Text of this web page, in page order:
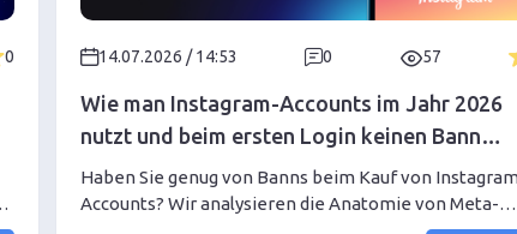
0 14.07.2026 / 14:53 0 57
Wie man Instagram-Accounts im Jahr 2026
nutzt und beim ersten Login keinen Bann
kassiert
Haben Sie genug von Banns beim Kauf von
Accounts? Wir analysieren die Anatomie von Meta-